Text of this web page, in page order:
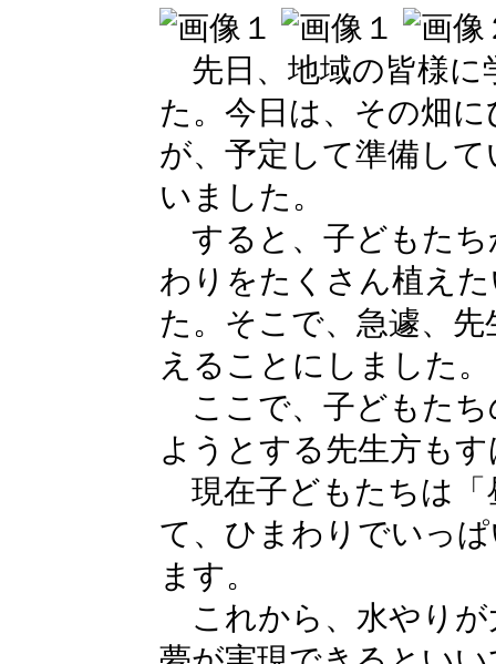
先日、地域の皆様に
た。今日は、その畑
が、予定して準備し
いました。
すると、子どもたち
わりをたくさん植え
た。そこで、急遽、
えることにしました。
ここで、子どもたち
ようとする先生方も
現在子どもたちは「
て、ひまわりでいっ
ます。
これから、水やりが